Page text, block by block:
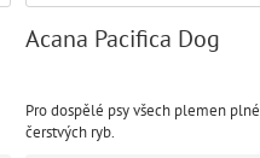
Acana Pacifica Dog
Pro dospělé psy všech plemen plné
čerstvých ryb.